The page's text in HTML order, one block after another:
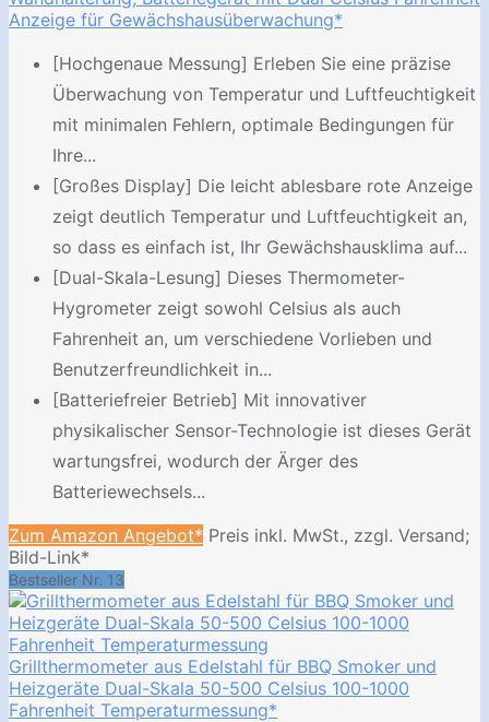
Anzeige für Gewächshausüberwachung*
[Hochgenaue Messung] Erleben Sie eine präzise
Überwachung von Temperatur und Luftfeuchtigkeit
mit minimalen Fehlern, optimale Bedingungen für
Ihre...
[Großes Display] Die leicht ablesbare rote Anzeige
zeigt deutlich Temperatur und Luftfeuchtigkeit an,
so dass es einfach ist, Ihr Gewächshausklima auf...
[Dual-Skala-Lesung] Dieses Thermometer-
Hygrometer zeigt sowohl Celsius als auch
Fahrenheit an, um verschiedene Vorlieben und
Benutzerfreundlichkeit in...
[Batteriefreier Betrieb] Mit innovativer
physikalischer Sensor-Technologie ist dieses Gerät
wartungsfrei, wodurch der Ärger des
Batteriewechsels...
Zum Amazon Angebot* Preis inkl. MwSt., zzgl. Versand;
Bild-Link*
Bestseller Nr. 13
Grillthermometer aus Edelstahl für BBQ Smoker und
Heizgeräte Dual-Skala 50-500 Celsius 100-1000
Fahrenheit Temperaturmessung*